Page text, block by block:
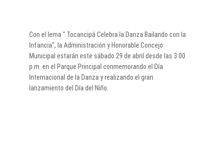
​Con el lema " Tocancipá Celebra la Danza Bailando con la
Infancia", la Administración y Honorable Concejo
Municipal estarán este sábado 29 de abril desde las 3:00
p.m. en el Parque Principal conmemorando el Día
Internacional de la Danza y realizando el gran
lanzamiento del Día del Niño.​